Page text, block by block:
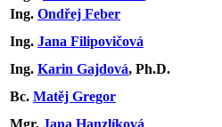
Ing. Ondřej Feber
Ing. Jana Filipovičová
Ing. Karin Gajdová, Ph.D.
Bc. Matěj Gregor
Mgr. Jana Hanzlíková